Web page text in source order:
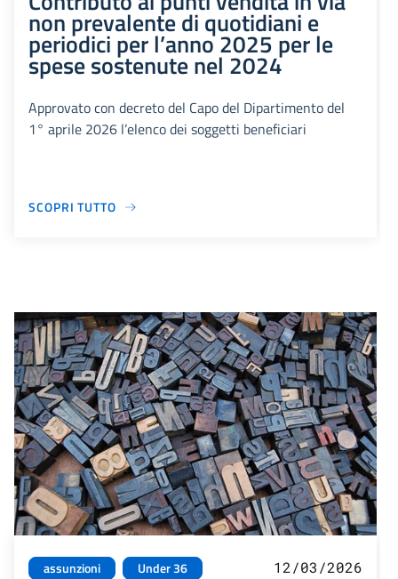
non prevalente di quotidiani e
periodici per l’anno 2025 per le
spese sostenute nel 2024
Approvato con decreto del Capo del Dipartimento del
1° aprile 2026 l’elenco dei soggetti beneficiari
SCOPRI TUTTO
assunzioni Under 36 12/03/2026